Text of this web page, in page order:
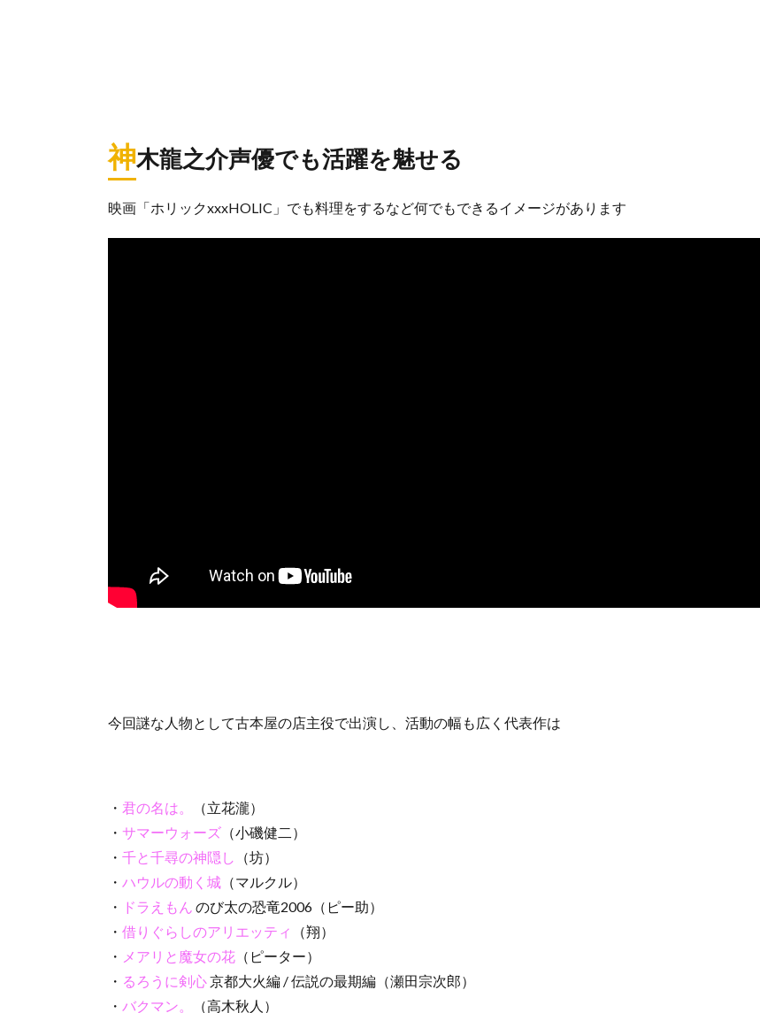
神木龍之介声優でも活躍を魅せる
映画「ホリックxxxHOLIC」でも料理をするなど何でもできるイメージがあります
今回謎な人物として古本屋の店主役で出演し、活動の幅も広く代表作は
・ 君の名は。
（立花瀧）
・ サマーウォーズ （小磯健二）
・ 千と千尋の神隠し
（坊）
・ ハウルの動く城 （マルクル）
・ ドラえもん のび太の恐竜2006（ピー助）
・ 借りぐらしのアリエッティ
（翔）
・ メアリと魔女の花 （ピーター）
・ るろうに剣心京都大火編 / 伝説の最期編（瀬田宗次郎）
・ バクマン。 （高木秋人）